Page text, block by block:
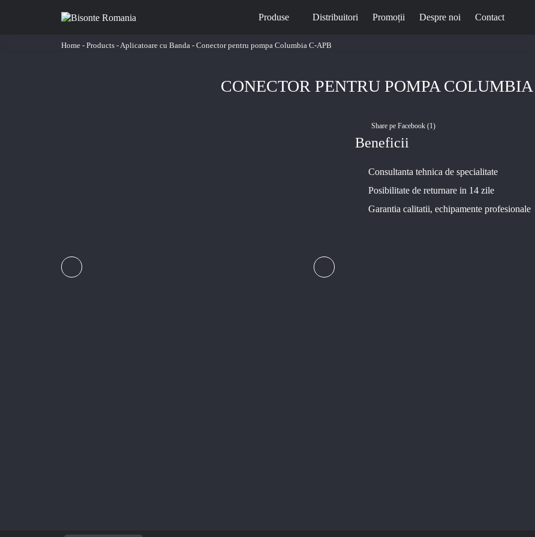
Produse Distribuitori Promoții Despre noi Contact
Home - Products -Aplicatoare cu Banda - Conector pentru pompa Columbia C-APB
CONECTOR PENTRU POMPA
Share pe Facebook (1)
Beneficii
Consultanta tehnica de specialitate
Posibilitate de returnare in 14 zile
Garantia calitatii, echipamente profesionale